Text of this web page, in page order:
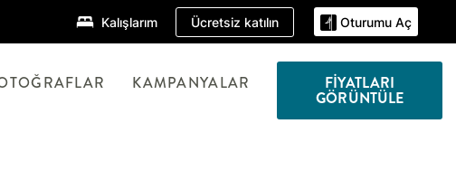
Kalışlarım Ücretsiz katılın Oturumu Aç
KAMPANYALAR FIYATLARI
GÖRÜNTÜLE